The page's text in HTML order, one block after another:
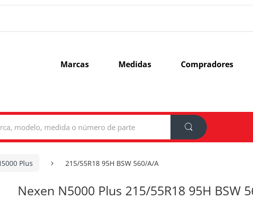
Marcas Medidas Compradores
Plus 215/55R18 95H BSW 560/A/A
Nexen N5000 Plus 215/55R18 95H BSW